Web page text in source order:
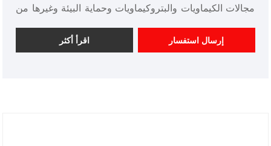
مجالات الكيماويات والبتروكيماويات وحماية البيئة وغيرها من
اقرأ أكثر إرسال استفسار